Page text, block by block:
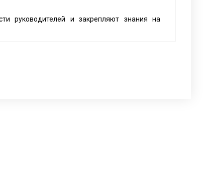
руководителей и закрепляют знания на